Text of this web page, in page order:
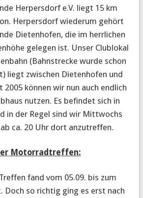
Herpersdorf e.V. liegt 15 km
Herpersdorf wiederum gehört
Dietenhofen, die im herrlichen
gelegen ist. Unser Clublokal
(Bahnstrecke wurde schon
liegt zwischen Dietenhofen und
2005 können wir nun auch endlich
nutzen. Es befindet sich in
in der Regel sind wir Mittwochs
ca. 20 Uhr dort anzutreffen.
Motorradtreffen:
fand vom 05.09. bis zum
Doch so richtig ging es erst nach